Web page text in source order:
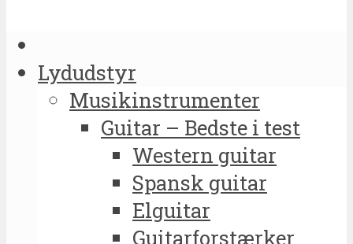
Lydudstyr
Musikinstrumenter
Guitar – Bedste i test
Western guitar
Spansk guitar
Elguitar
Guitarforstærker